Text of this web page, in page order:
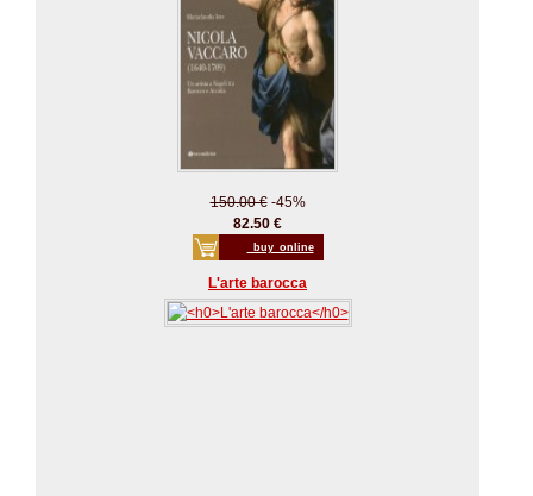
150.00 €-45%
82.50 €
_buy_online
L'arte barocca